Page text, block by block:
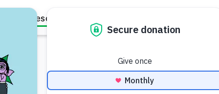
Family Resources